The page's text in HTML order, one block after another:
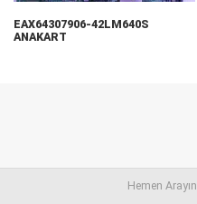
EAX64307906-42LM640S
ANAKART
Hemen Arayın